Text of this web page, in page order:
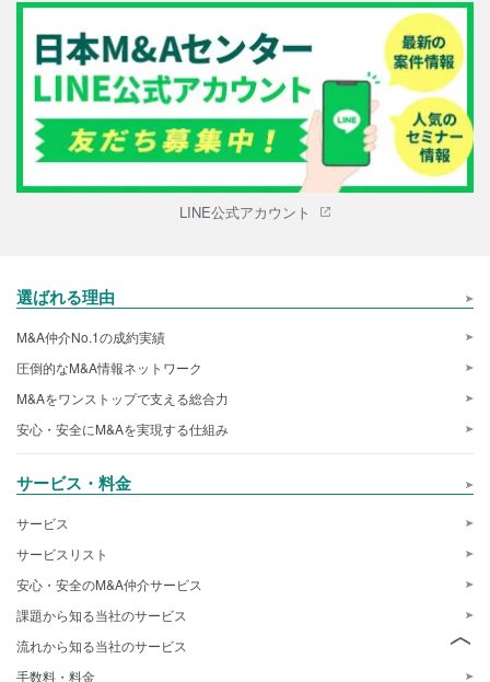
LINE公式アカウント
選ばれる理由
M&A仲介No.1の成約実績
圧倒的なM&A情報ネットワーク
M&Aをワンストップで支える総合力
安心・安全にM&Aを実現する仕組み
サービス・料金
サービス
サービスリスト
安心・安全のM&A仲介サービス
課題から知る当社のサービス
流れから知る当社のサービス
手数料・料金